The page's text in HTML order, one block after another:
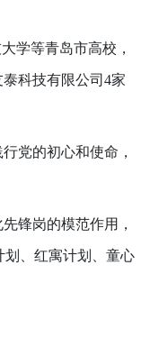
学等青岛市高校，
科技有限公司 4家
党的初心和使命，
锋岗的模范作用，
、红寓计划、童心